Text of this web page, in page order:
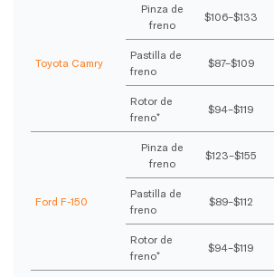
Toyota Camry
Pinza de
freno
$106–$133
Pastilla de
freno
$87–$109
Rotor de
freno*
$94–$119
Ford F-150
Pinza de
freno
$123–$155
Pastilla de
freno
$89–$112
Rotor de
freno*
$94–$119